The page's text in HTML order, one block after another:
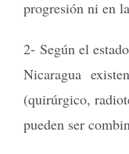
progresión ni en
2- Según el
Nicaragua
(quirúrgico,
pueden ser